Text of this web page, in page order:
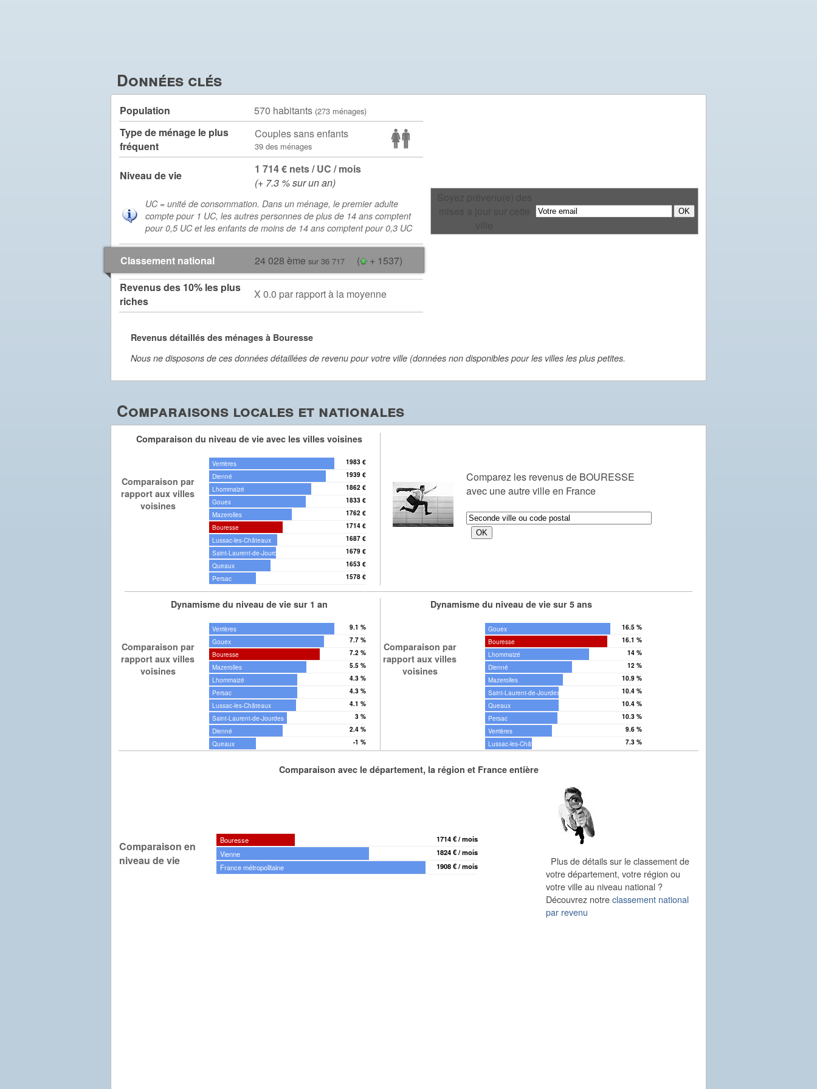
Données clés
Population 570 habitants (273 ménages)
Type de ménage le plus
fréquent
Couples sans enfants
39 des ménages
Niveau de vie
1 714 € nets / UC / mois
(+ 7.3 % sur un an)
UC = unité de consommation. Dans un ménage, le premier adulte
compte pour 1 UC, les autres personnes de plus de 14 ans comptent
pour 0,5 UC et les enfants de moins de 14 ans comptent pour 0,3 UC
Classement national 24 028 ème sur 36 717 (
+ 1537)
Revenus des 10% les plus
riches
X 0.0 par rapport à la moyenne
Revenus détaillés des ménages à Bouresse
Nous ne disposons de ces données détaillées de revenu pour votre ville (données non disponibles pour les villes les plus petites.
Comparaisons locales et nationales
Comparaison du niveau de vie avec les villes voisines
Comparaison par
rapport aux villes
voisines
Verrières 1983 €
Dienné 1939 €
Lhommaizé 1862 €
Gouex 1833 €
Mazerolles 1762 €
Bouresse 1714 €
Lussac-les-Châteaux 1687 €
Saint-Laurent-de-Jourdes 1679 €
Queaux 1653 €
Persac 1578 €
Comparez les revenus de BOURESSE
avec une autre ville en France
Dynamisme du niveau de vie sur 1 an
Comparaison par
rapport aux villes
voisines
Verrières 9.1 %
Gouex 7.7 %
Bouresse 7.2 %
Mazerolles 5.5 %
Lhommaizé 4.3 %
Persac 4.3 %
Lussac-les-Châteaux 4.1 %
Saint-Laurent-de-Jourdes 3 %
Dienné 2.4 %
Queaux -1 %
Dynamisme du niveau de vie sur 5 ans
Comparaison par
rapport aux villes
voisines
Gouex 16.5 %
Bouresse 16.1 %
Lhommaizé 14 %
Dienné 12 %
Mazerolles 10.9 %
Saint-Laurent-de-Jourdes 10.4 %
Queaux 10.4 %
Persac 10.3 %
Verrières 9.6 %
Lussac-les-Châteaux 7.3 %
Comparaison avec le département, la région et France entière
Comparaison en
niveau de vie
Bouresse
1714 € / mois
Vienne
1824 € / mois
France métropolitaine
1908 € / mois
Plus de détails sur le classement de
votre département, votre région ou
votre ville au niveau national ?
Découvrez notreclassement national
par revenu